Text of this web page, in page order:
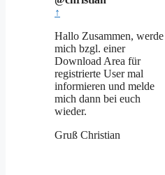
↑
Hallo Zusammen, werde
mich bzgl. einer
Download Area für
registrierte User mal
informieren und melde
mich dann bei euch
wieder.
Gruß Christian